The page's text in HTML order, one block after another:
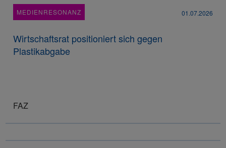
MEDIENRESONANZ 01.07.2026
Wirtschaftsrat positioniert sich gegen
Plastikabgabe
FAZ